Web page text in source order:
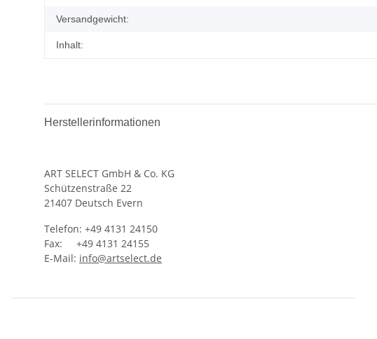
Versandgewicht:
Inhalt:
Herstellerinformationen
ART SELECT GmbH & Co. KG
‍Schützenstraße 22
21407 Deutsch Evern
Telefon: +49 4131 24150
Fax: +49 4131 24155
E-Mail: info@artselect.de